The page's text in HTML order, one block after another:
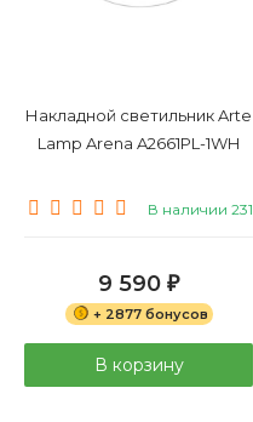
Накладной светильник Arte
Lamp Arena A2661PL-1WH
В наличии 231
9 590 ₽
+ 2877 бонусов
В корзину